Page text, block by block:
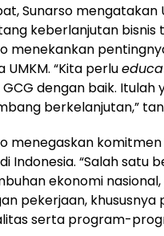
Sunarso mengatakan
keberlanjutan bisnis
menekankan
UMKM. “Kita perlu
dengan baik.
berkelanjutan,”
menegaskan
Indonesia. “Salah
ekonomi
pekerjaan, khususnya
serta program-